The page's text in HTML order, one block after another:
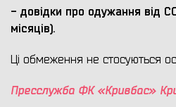
- довідки про одужання від
місяців).
Ці обмеження не стосуються
Пресслужба ФК «Кривбас»